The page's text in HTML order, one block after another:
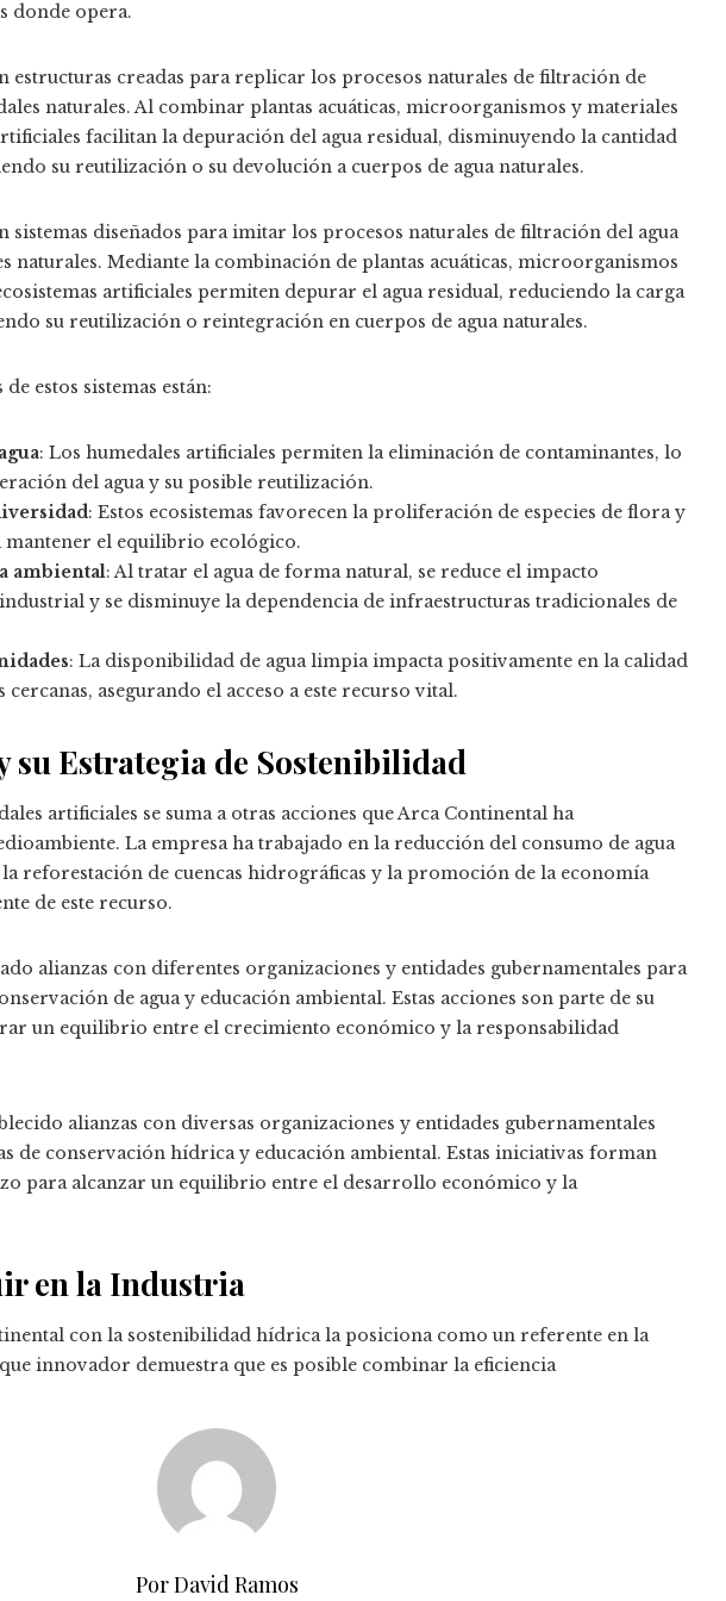
donde opera.
estructuras creadas para replicar los procesos naturales de filtración de
naturales. Al combinar plantas acuáticas, microorganismos y materiales
facilitan la depuración del agua residual, disminuyendo la cantidad
su reutilización o su devolución a cuerpos de agua naturales.
sistemas diseñados para imitar los procesos naturales de filtración del agua
naturales. Mediante la combinación de plantas acuáticas, microorganismos
artificiales permiten depurar el agua residual, reduciendo la carga
su reutilización o reintegración en cuerpos de agua naturales.
estos sistemas están:
: Los humedales artificiales permiten la eliminación de contaminantes, lo
del agua y su posible reutilización.
: Estos ecosistemas favorecen la proliferación de especies de flora y
mantener el equilibrio ecológico.
ambiental: Al tratar el agua de forma natural, se reduce el impacto
y se disminuye la dependencia de infraestructuras tradicionales de
: La disponibilidad de agua limpia impacta positivamente en la calidad
asegurando el acceso a este recurso vital.
su Estrategia de Sostenibilidad
artificiales se suma a otras acciones que Arca Continental ha
La empresa ha trabajado en la reducción del consumo de agua
reforestación de cuencas hidrográficas y la promoción de la economía
de este recurso.
alianzas con diferentes organizaciones y entidades gubernamentales para
de agua y educación ambiental. Estas acciones son parte de su
un equilibrio entre el crecimiento económico y la responsabilidad
alianzas con diversas organizaciones y entidades gubernamentales
de conservación hídrica y educación ambiental. Estas iniciativas forman
para alcanzar un equilibrio entre el desarrollo económico y la
en la Industria
con la sostenibilidad hídrica la posiciona como un referente en la
innovador demuestra que es posible combinar la eficiencia
Por David Ramos